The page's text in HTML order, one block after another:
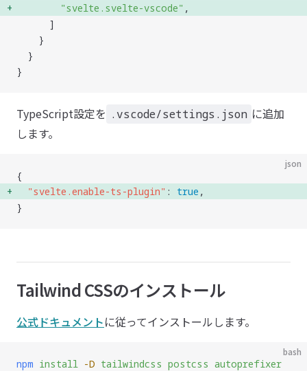
        "
svelte.svelte-vscode" ,
      ]
    }
  }
}
TypeScript設定を .vscode/settings.json に追加
します。
json
{
  "
svelte.enable-ts-plugin" : true ,
}
Tailwind CSSのインストール
公式ドキュメントに従ってインストールします。
bash
npm install -D tailwindcss postcss autoprefixer